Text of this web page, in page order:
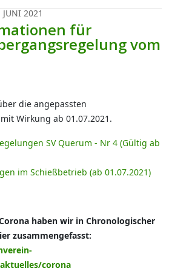
JUNI 2021
für
vom
die angepassten
Wirkung ab 01.07.2021.
SV Querum - Nr 4 (Gültig ab
im Schießbetrieb (ab 01.07.2021)
haben wir in Chronologischer
zusammengefasst:
corona